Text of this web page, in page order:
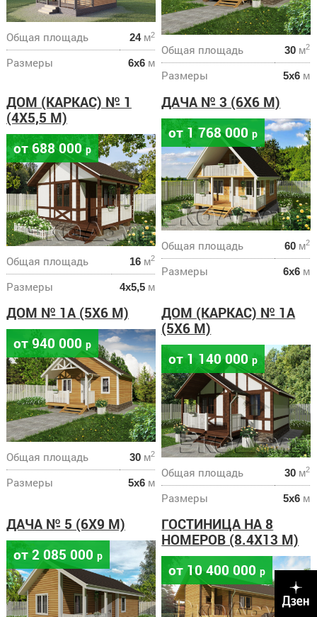
Общая площадь 24м2
Размеры 6х6м
Общая площадь 30 м2
Размеры 5х6 м
ДОМ (КАРКАС) № 1
(4Х5,5 М)
от 688 000р
Общая площадь 16м2
Размеры 4х5,5м
ДАЧА № 3 (6Х6 М)
от 1 768 000р
Общая площадь 60 м2
Размеры 6х6 м
ДОМ № 1А (5Х6 М)
от 940 000 р
Общая площадь 30м2
Размеры 5х6м
ДОМ (КАРКАС) № 1А
(5Х6 М)
от 1 140 000р
Общая площадь 30 м2
Размеры 5х6 м
ДАЧА № 5 (6Х9 М)
от 2 085 000 р
ГОСТИНИЦА НА 8
НОМЕРОВ (8.4Х13 М)
от 10 400 000р